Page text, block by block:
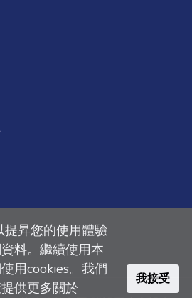
提昇您的使用體驗
料。繼續使用本
用cookies。我們
供更多關於
我接受